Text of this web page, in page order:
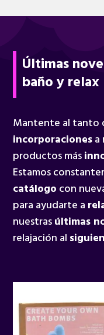
Últimas
baño y relax
Mantente al tanto
incorporacionesa
productos más
Estamos
catálogo con
para ayudarte a
nuestrasúltimas
relajación al